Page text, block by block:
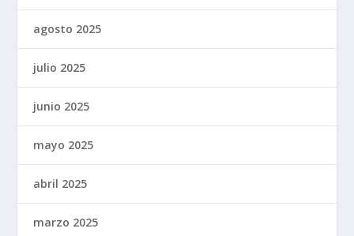
agosto 2025
julio 2025
junio 2025
mayo 2025
abril 2025
marzo 2025